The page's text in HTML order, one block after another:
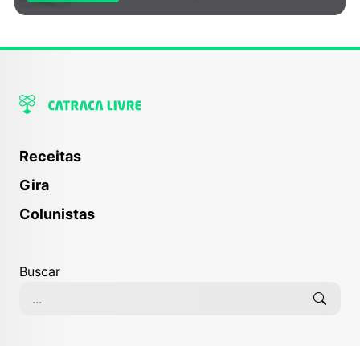
Receitas
Gira
Colunistas
Buscar